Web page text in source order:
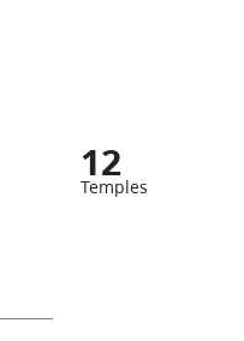
12
Temples